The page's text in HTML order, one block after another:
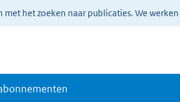
het zoeken naar publicaties. We